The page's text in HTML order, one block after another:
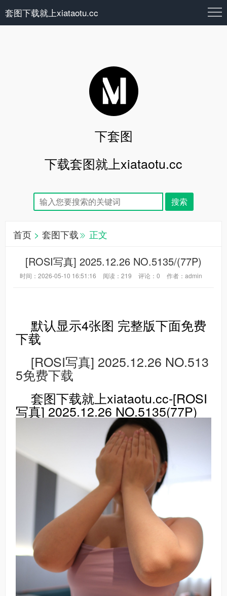
套图下载就上xiataotu.cc
下套图
下载套图就上xiataotu.cc
首页 > 套图下载 正文
[ROSI写真] 2025.12.26 NO.5135/(77P)
时间：2026-05-10 16:51:16 阅读： 219 评论： 0 作者：admin
默认显示4张图 完整版下面免费
下载
[ROSI写真] 2025.12.26 NO.513
5免费下载
套图下载就上xiataotu.cc-[ROSI
写真] 2025.12.26 NO.5135(77P)